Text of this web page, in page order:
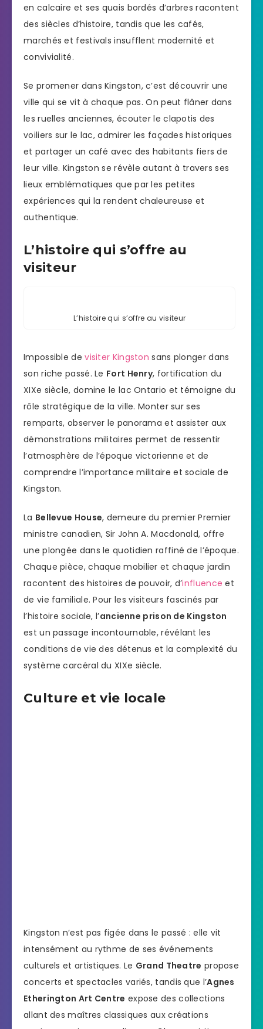
en calcaire et ses quais bordés d’arbres racontent
des siècles d’histoire, tandis que les cafés,
marchés et festivals insufflent modernité et
convivialité.
Se promener dans Kingston, c’est découvrir une
ville qui se vit à chaque pas. On peut flâner dans
les ruelles anciennes, écouter le clapotis des
voiliers sur le lac, admirer les façades historiques
et partager un café avec des habitants fiers de
leur ville. Kingston se révèle autant à travers ses
lieux emblématiques que par les petites
expériences qui la rendent chaleureuse et
authentique.
L’histoire qui s’offre au
visiteur
L’histoire qui s’offre au visiteur
Impossible devisiter Kingston sans plonger dans
son riche passé. Le Fort Henry, fortification du
XIXe siècle, domine le lac Ontario et témoigne du
rôle stratégique de la ville. Monter sur ses
remparts, observer le panorama et assister aux
démonstrations militaires permet de ressentir
l’atmosphère de l’époque victorienne et de
comprendre l’importance militaire et sociale de
Kingston.
La Bellevue House, demeure du premier Premier
ministre canadien, Sir John A. Macdonald, offre
une plongée dans le quotidien raffiné de l’époque.
Chaque pièce, chaque mobilier et chaque jardin
racontent des histoires de pouvoir, d’influence et
de vie familiale. Pour les visiteurs fascinés par
l’histoire sociale, l’ancienne prison de Kingston
est un passage incontournable, révélant les
conditions de vie des détenus et la complexité du
système carcéral du XIXe siècle.
Culture et vie locale
Kingston n’est pas figée dans le passé : elle vit
intensément au rythme de ses événements
culturels et artistiques. Le Grand Theatre propose
concerts et spectacles variés, tandis que l’Agnes
Etherington Art Centre expose des collections
allant des maîtres classiques aux créations